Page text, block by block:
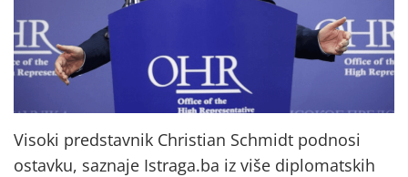
Visoki predstavnik Christian Schmidt podnosi
ostavku, saznaje Istraga.ba iz više diplomatskih